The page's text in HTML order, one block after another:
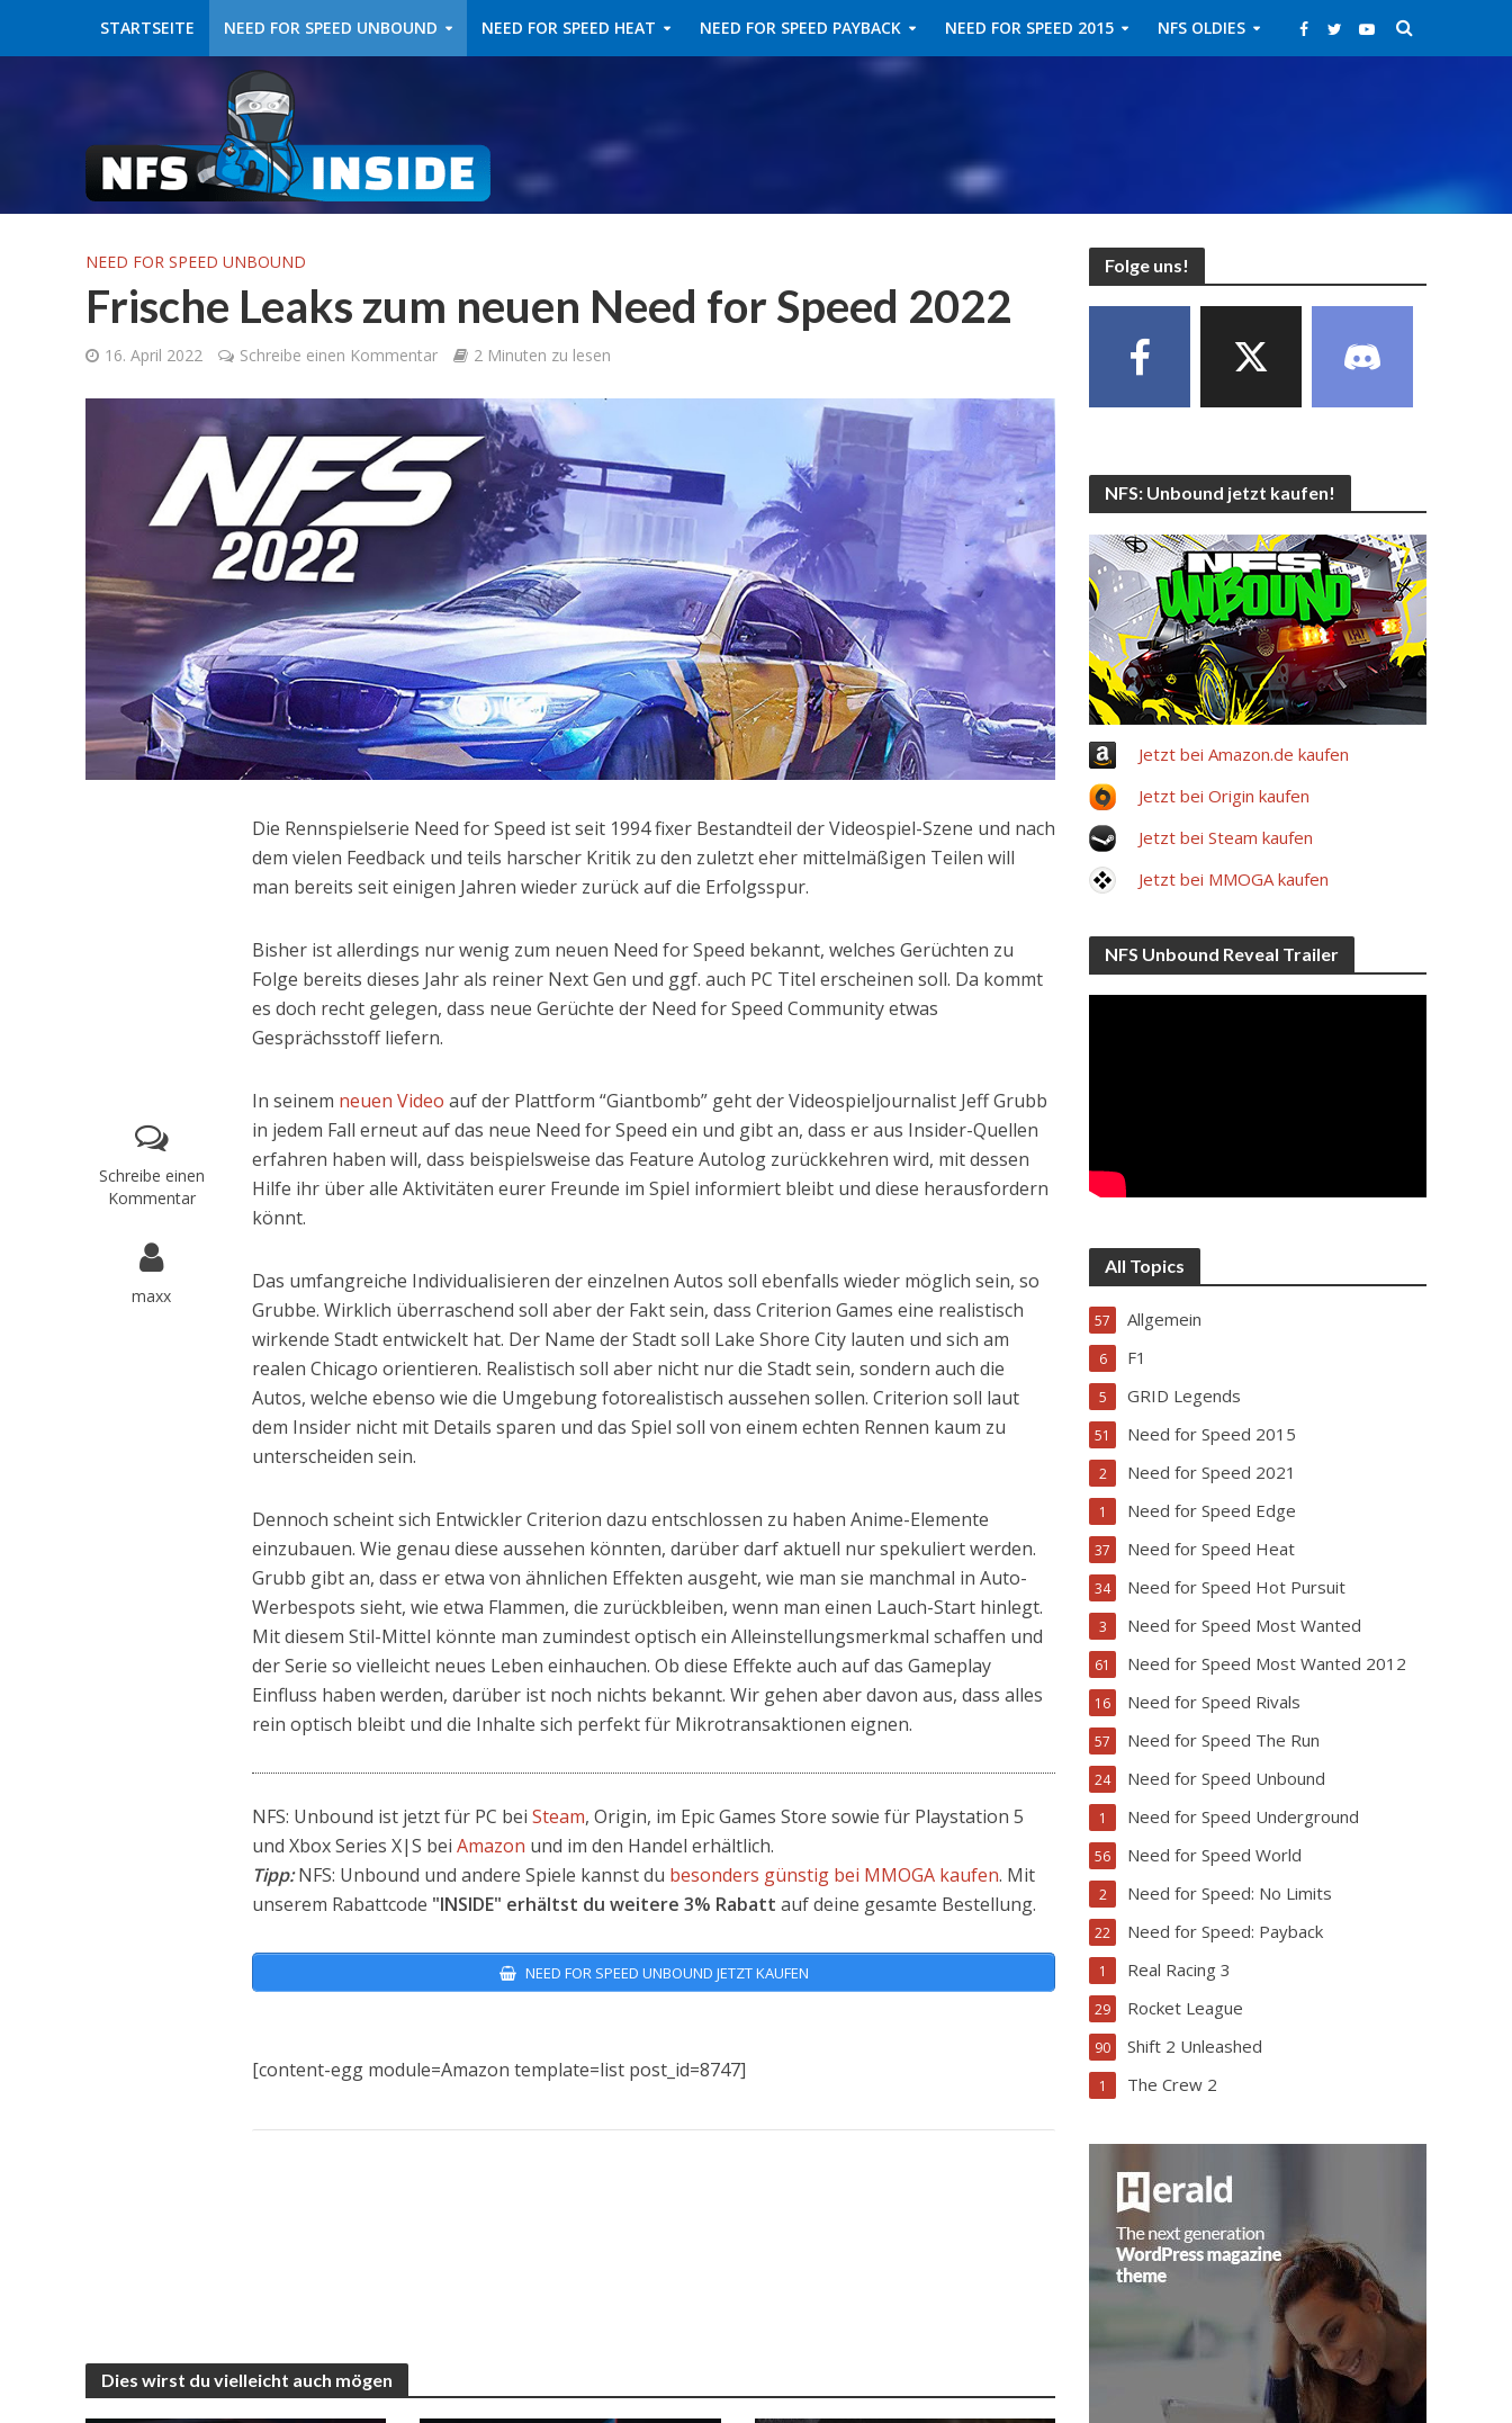
STARTSEITE NEED FOR SPEED UNBOUND NEED FOR SPEED HEAT NEED FOR SPEED PAYBACK NEED FOR SPEED 2015 NFS OLDIES
NEED FOR SPEED UNBOUND
Frische Leaks zum neuen Need for Speed 2022
16. April 2022 Schreibe einen Kommentar 2 Minuten zu lesen
Schreibe einen
Kommentar
maxx
Die Rennspielserie Need for Speed ist seit 1994 fixer Bestandteil der Videospiel-Szene und nach
dem vielen Feedback und teils harscher Kritik zu den zuletzt eher mittelmäßigen Teilen will
man bereits seit einigen Jahren wieder zurück auf die Erfolgsspur.
Bisher ist allerdings nur wenig zum neuen Need for Speed bekannt, welches Gerüchten zu
Folge bereits dieses Jahr als reiner Next Gen und ggf. auch PC Titel erscheinen soll. Da kommt
es doch recht gelegen, dass neue Gerüchte der Need for Speed Community etwas
Gesprächsstoff liefern.
In seinem neuen Video auf der Plattform “Giantbomb” geht der Videospieljournalist Jeff Grubb
in jedem Fall erneut auf das neue Need for Speed ein und gibt an, dass er aus Insider-Quellen
erfahren haben will, dass beispielsweise das Feature Autolog zurückkehren wird, mit dessen
Hilfe ihr über alle Aktivitäten eurer Freunde im Spiel informiert bleibt und diese herausfordern
könnt.
Das umfangreiche Individualisieren der einzelnen Autos soll ebenfalls wieder möglich sein, so
Grubbe. Wirklich überraschend soll aber der Fakt sein, dass Criterion Games eine realistisch
wirkende Stadt entwickelt hat. Der Name der Stadt soll Lake Shore City lauten und sich am
realen Chicago orientieren. Realistisch soll aber nicht nur die Stadt sein, sondern auch die
Autos, welche ebenso wie die Umgebung fotorealistisch aussehen sollen. Criterion soll laut
dem Insider nicht mit Details sparen und das Spiel soll von einem echten Rennen kaum zu
unterscheiden sein.
Dennoch scheint sich Entwickler Criterion dazu entschlossen zu haben Anime-Elemente
einzubauen. Wie genau diese aussehen könnten, darüber darf aktuell nur spekuliert werden.
Grubb gibt an, dass er etwa von ähnlichen Effekten ausgeht, wie man sie manchmal in Auto-
Werbespots sieht, wie etwa Flammen, die zurückbleiben, wenn man einen Lauch-Start hinlegt.
Mit diesem Stil-Mittel könnte man zumindest optisch ein Alleinstellungsmerkmal schaffen und
der Serie so vielleicht neues Leben einhauchen. Ob diese Effekte auch auf das Gameplay
Einfluss haben werden, darüber ist noch nichts bekannt. Wir gehen aber davon aus, dass alles
rein optisch bleibt und die Inhalte sich perfekt für Mikrotransaktionen eignen.
NFS: Unbound ist jetzt für PC beiSteam, Origin, im Epic Games Store sowie für Playstation 5
und Xbox Series X|S beiAmazon und im den Handel erhältlich.
Tipp: NFS: Unbound und andere Spiele kannst du besonders günstig bei MMOGA kaufen. Mit
unserem Rabattcode "INSIDE" erhältst du weitere 3% Rabatt auf deine gesamte Bestellung.
NEED FOR SPEED UNBOUND JETZT KAUFEN
[content-egg module=Amazon template=list post_id=8747]
Dies wirst du vielleicht auch mögen
Folge uns!
NFS: Unbound jetzt kaufen!
Jetzt bei Amazon.de kaufen
Jetzt bei Origin kaufen
Jetzt bei Steam kaufen
Jetzt bei MMOGA kaufen
NFS Unbound Reveal Trailer
All Topics
Allgemein
57
F1
6
GRID Legends
5
Need for Speed 2015
51
Need for Speed 2021
2
Need for Speed Edge
1
Need for Speed Heat
37
Need for Speed Hot Pursuit
34
Need for Speed Most Wanted
3
Need for Speed Most Wanted 2012
61
Need for Speed Rivals
16
Need for Speed The Run
57
Need for Speed Unbound
24
Need for Speed Underground
1
Need for Speed World
56
Need for Speed: No Limits
2
Need for Speed: Payback
22
Real Racing 3
1
Rocket League
29
Shift 2 Unleashed
90
The Crew 2
1